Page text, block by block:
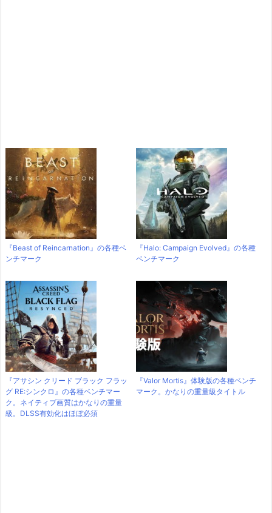
『Beast of Reincarnation』の各種ベ
ンチマーク
『Halo: Campaign Evolved』の各種
ベンチマーク
『アサシン クリード ブラック フラッ
グ RE:シンクロ』の各種ベンチマー
ク。ネイティブ画質はかなりの重量
級。DLSS有効化はほぼ必須
『Valor Mortis』体験版の各種ベンチ
マーク。かなりの重量級タイトル